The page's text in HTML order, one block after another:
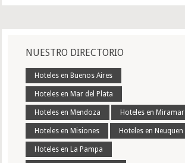
NUESTRO DIRECTORIO
Hoteles en Buenos Aires
Hoteles en Mar del Plata
Hoteles en Mendoza Hoteles en Miramar
Hoteles en Misiones Hoteles en Neuquen
Hoteles en La Pampa